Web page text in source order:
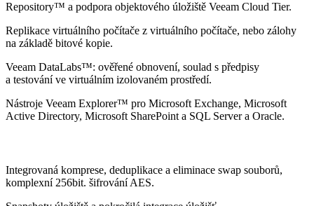
Repository™ a podpora objektového úložiště Veeam Cloud Tier.
Replikace virtuálního počítače z virtuálního počítače, nebo zálohy
na základě bitové kopie.
Veeam DataLabs™: ověřené obnovení, soulad s předpisy
a testování ve virtuálním izolovaném prostředí.
Nástroje Veeam Explorer™ pro Microsoft Exchange, Microsoft
Active Directory, Microsoft SharePoint a SQL Server a Oracle.
Integrovaná komprese, deduplikace a eliminace swap souborů,
komplexní 256bit. šifrování AES.